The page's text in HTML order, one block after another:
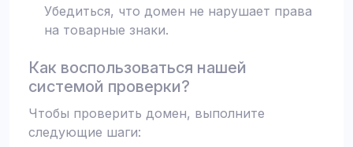
Убедиться, что домен не нарушает права
на товарные знаки.
Как воспользоваться нашей
системой проверки?
Чтобы проверить домен, выполните
следующие шаги: